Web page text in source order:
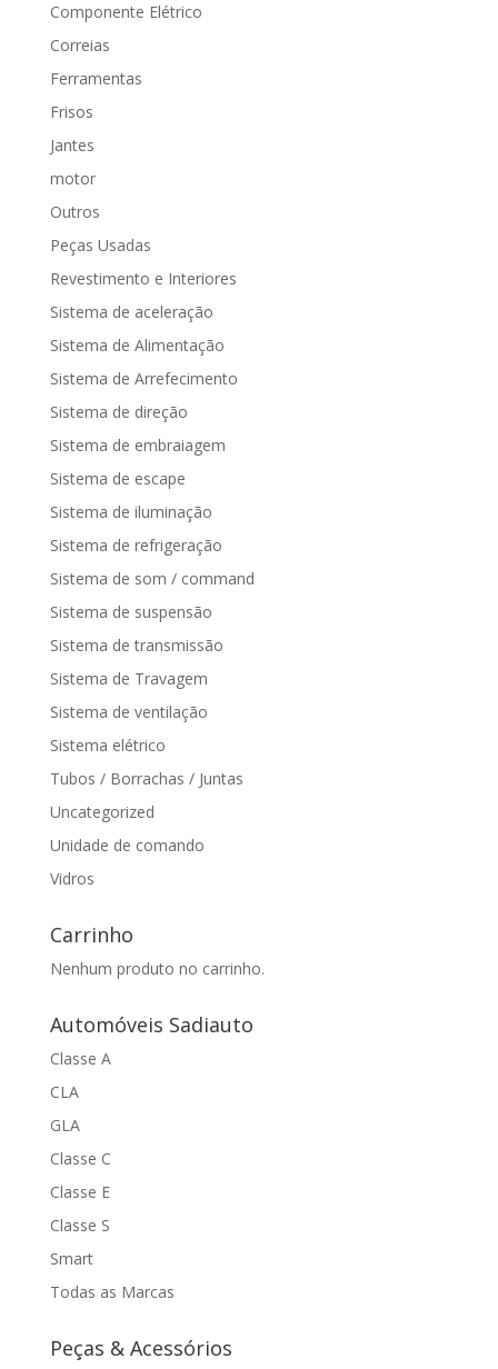
Componente Elétrico
Correias
Ferramentas
Frisos
Jantes
motor
Outros
Peças Usadas
Revestimento e Interiores
Sistema de aceleração
Sistema de Alimentação
Sistema de Arrefecimento
Sistema de direção
Sistema de embraiagem
Sistema de escape
Sistema de iluminação
Sistema de refrigeração
Sistema de som / command
Sistema de suspensão
Sistema de transmissão
Sistema de Travagem
Sistema de ventilação
Sistema elétrico
Tubos / Borrachas / Juntas
Uncategorized
Unidade de comando
Vidros
Carrinho
Nenhum produto no carrinho.
Automóveis Sadiauto
Classe A
CLA
GLA
Classe C
Classe E
Classe S
Smart
Todas as Marcas
Peças & Acessórios